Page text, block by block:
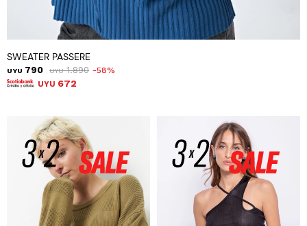
SWEATER PASSERE
UYU 790 UYU 1.890 58
UYU 672